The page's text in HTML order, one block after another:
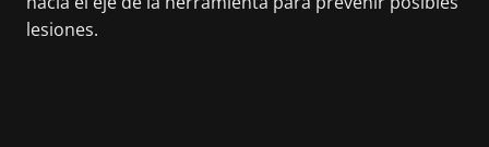
lesiones.